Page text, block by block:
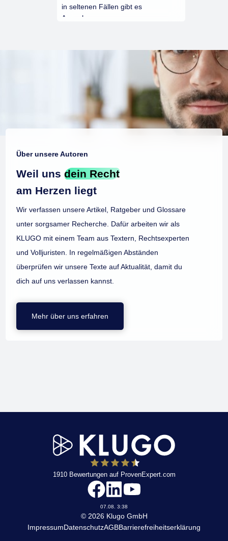
in seltenen Fällen gibt es
Ausnahmen.
Über unsere Autoren
Weil unsdein Recht
am Herzen liegt
Wir verfassen unsere Artikel, Ratgeber und Glossare
unter sorgsamer Recherche. Dafür arbeiten wir als
KLUGO mit einem Team aus Textern, Rechtsexperten
und Volljuristen. In regelmäßigen Abständen
überprüfen wir unsere Texte auf Aktualität, damit du
dich auf uns verlassen kannst.
Mehr über uns erfahren
KLUGO
1910Bewertungen auf ProvenExpert.com
07.08. 3:38
© 2026 Klugo GmbH
ImpressumDatenschutzAGBBarrierefreiheitserklärung